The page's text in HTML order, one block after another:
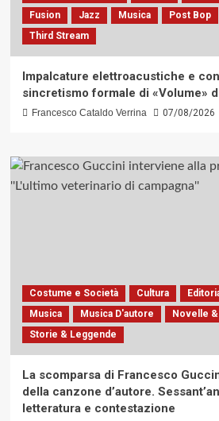
Fusion Jazz Musica Post Bop
Third Stream
Impalcature elettroacustiche e
sincretismo formale di «Volume»
Francesco Cataldo Verrina 07/08/2026
Costume e Società Cultura
Musica
Musica D'autore
Novelle
Storie & Leggende
La scomparsa di Francesco
della canzone d’autore.
letteratura e contestazione